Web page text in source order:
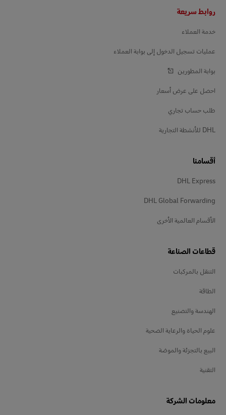
روابط سريعة
خدمة العملاء
عمليات تسجيل الدخول إلى بوابة العملاء
بوابة المطورين
احصل على عرض أسعار
طلب حساب تجاري
DHL للأنشطة التجارية
أقسامنا
DHL Express
DHL Global Forwarding
الأقسام العالمية الأخرى
قطاعات الصناعة
التنقل بالمركبات
الطاقة
الهندسة والتصنيع
علوم الحياة والرعاية الصحية
البيع بالتجزئة والموضة
التقنية
معلومات الشركة